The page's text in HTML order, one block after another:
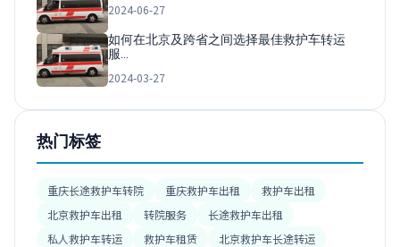
2024-06-27
如何在北京及跨省之间选择最佳救护车转运
服…
2024-03-27
热门标签
重庆长途救护车转院 重庆救护车出租
救护车出租
北京救护车出租
转院服务
长途救护车出租
私人救护车转运
救护车租赁
北京救护车长途转运